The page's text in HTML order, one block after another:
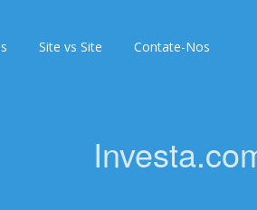
Site vs Site Contate-Nos